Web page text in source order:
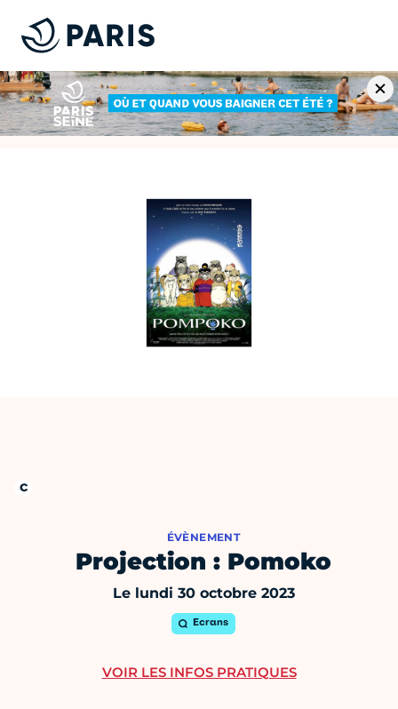
ÉVÈNEMENT
Projection : Pomoko
Le lundi 30 octobre 2023
Ecrans
VOIR LES INFOS PRATIQUES